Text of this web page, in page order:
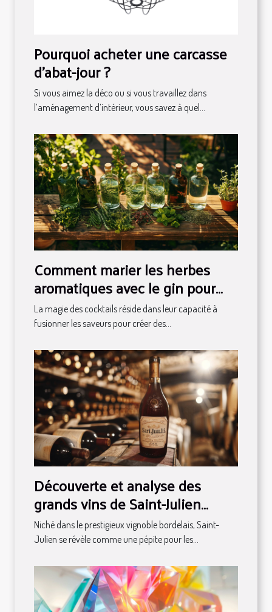
Pourquoi acheter une carcasse
d'abat-jour ?
Si vous aimez la déco ou si vous travaillez dans
l’aménagement d’intérieur, vous savez à quel...
Comment marier les herbes
aromatiques avec le gin pour
des cocktails uniques
La magie des cocktails réside dans leur capacité à
fusionner les saveurs pour créer des...
Découverte et analyse des
grands vins de Saint-Julien
classés en 1855
Niché dans le prestigieux vignoble bordelais, Saint-
Julien se révèle comme une pépite pour les...